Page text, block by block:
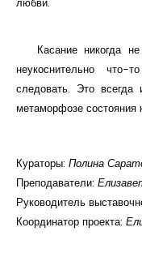
Касание никогда не
неукоснительно
следовать. Это
метаморфозе состояния
Кураторы: Полина
Преподаватели:
Руководитель
Координатор проекта: